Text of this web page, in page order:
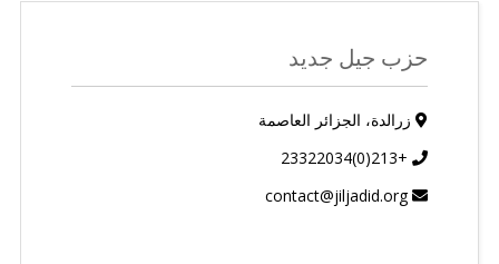
حزب جيل جديد
زرالدة، الجزائر العاصمة
+213(0)23322034
contact@jiljadid.org